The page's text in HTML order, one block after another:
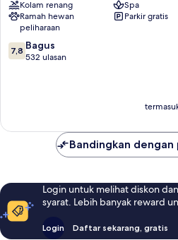
&
Spa
Gruissan
Kolam renang
Spa
Ramah hewan
peliharaan
Parkir gratis
7.8
dari
7,8 Bagus
532 ulasan
Bandingkan
Login untuk melihat diskon
syarat. Lebih banyak reward
Login Daftar sekarang, gratis